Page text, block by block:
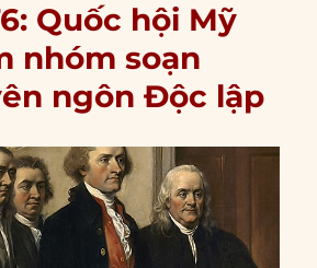
Quốc hội Mỹ
nhóm soạn
ngôn Độc lập